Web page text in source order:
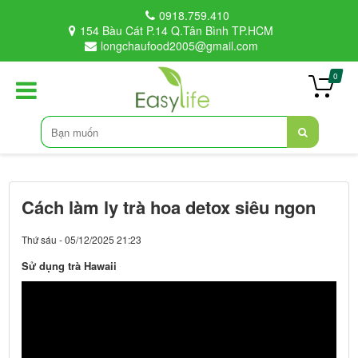
0918.759.410
154 Bàu Cát P.14 Q.Tân Bình TP.HCM
longchaufood2005@gmail.com
0
Cách làm ly trà hoa detox siêu ngon
Thứ sáu - 05/12/2025 21:23
Sử dụng trà Hawaii